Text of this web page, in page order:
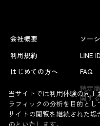
会社概要
利用規約
はじめての方へ
ソー
LINE
FAQ
特定
関す
当サイトでは利用体験の向
ラフィックの分析を目的と
サイトの閲覧を継続された